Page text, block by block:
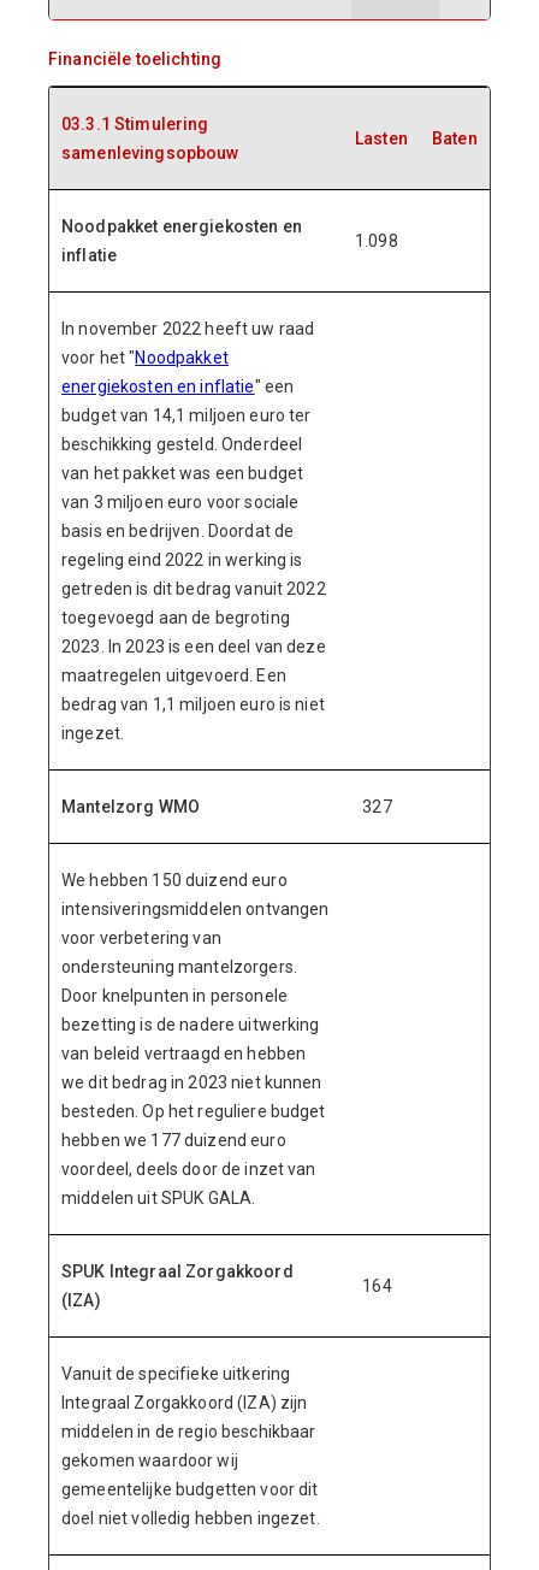
Financiële toelichting
03.3.1 Stimulering
samenlevingsopbouw
Lasten Baten
Noodpakket energiekosten en
inflatie
1.098
In november 2022 heeft uw raad
voor het "Noodpakket
energiekosten en inflatie" een
budget van 14,1 miljoen euro ter
beschikking gesteld. Onderdeel
van het pakket was een budget
van 3 miljoen euro voor sociale
basis en bedrijven. Doordat de
regeling eind 2022 in werking is
getreden is dit bedrag vanuit 2022
toegevoegd aan de begroting
2023. In 2023 is een deel van deze
maatregelen uitgevoerd. Een
bedrag van 1,1 miljoen euro is niet
ingezet.
Mantelzorg WMO 327
We hebben 150 duizend euro
intensiveringsmiddelen ontvangen
voor verbetering van
ondersteuning mantelzorgers.
Door knelpunten in personele
bezetting is de nadere uitwerking
van beleid vertraagd en hebben
we dit bedrag in 2023 niet kunnen
besteden. Op het reguliere budget
hebben we 177 duizend euro
voordeel, deels door de inzet van
middelen uit SPUK GALA.
SPUK Integraal Zorgakkoord
(IZA)
164
Vanuit de specifieke uitkering
Integraal Zorgakkoord (IZA) zijn
middelen in de regio beschikbaar
gekomen waardoor wij
gemeentelijke budgetten voor dit
doel niet volledig hebben ingezet